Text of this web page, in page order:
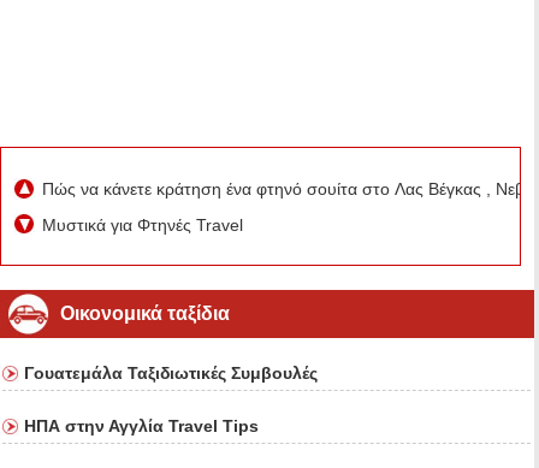
Πώς να κάνετε κράτηση ένα φτηνό σουίτα στο Λας Βέγκας ,
Μυστικά για Φτηνές Travel
Οικονομικά ταξίδια
Γουατεμάλα Ταξιδιωτικές Συμβουλές
ΗΠΑ στην Αγγλία Travel Tips